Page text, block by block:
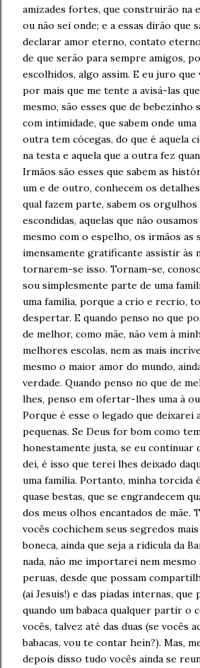
amizades fortes, que construirão na
ou não sei onde; e a essas dirão que
declarar amor eterno, contato
de que serão para sempre amigos,
escolhidos, algo assim. E eu juro que
por mais que me tente a avisá-las
mesmo, são esses que de bebezinho
com intimidade, que sabem onde
outra tem cócegas, do que é aquela
na testa e aquela que a outra fez
Irmãos são esses que sabem as
um e de outro, conhecem os
qual fazem parte, sabem os orgulhos
escondidas, aquelas que não
mesmo com o espelho, os irmãos as
imensamente gratificante assistir às
tornarem-se isso. Tornam-se,
sou simplesmente parte de uma
uma família, porque a crio e recrio,
despertar. E quando penso no que
de melhor, como mãe, não vem à
melhores escolas, nem as mais
mesmo o maior amor do mundo,
verdade. Quando penso no que de
lhes, penso em ofertar-lhes uma à
Porque é esse o legado que deixarei
pequenas. Se Deus for bom como
honestamente justa, se eu continuar
dei, é isso que terei lhes deixado
uma família. Portanto, minha torcida
quase bestas, que se engrandecem
dos meus olhos encantados de mãe.
vocês cochichem seus segredos
boneca, ainda que seja a ridícula da
nada, não me importarei nem
peruas, desde que possam
(ai Jesuis!) e das piadas internas, que
quando um babaca qualquer partir o
vocês, talvez até das duas (se vocês
babacas, vou te contar hein?). Mas,
depois disso tudo vocês ainda se